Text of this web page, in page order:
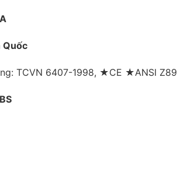
Quốc
TCVN 6407-1998, ★CE ★ANSI Z89